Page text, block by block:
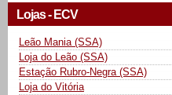
Lojas - ECV
Leão Mania (SSA)
Loja do Leão (SSA)
Estação Rubro-Negra (SSA)
Loja do Vitória